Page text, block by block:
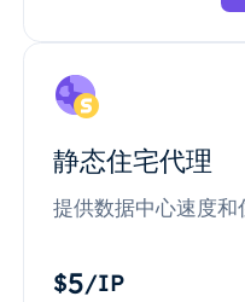
静态住宅代理
提供数据中心速度和
$5/IP